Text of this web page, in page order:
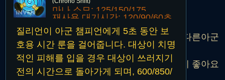
마나 소모: 125/150/175
재사용 대기시간: 120/90/60초
질리언이 아군 챔피언에게 5초 동안 보
호용 시간 룬을 걸어줍니다. 대상이 치명
적인 피해를 입을 경우 대상이 쓰러지기
전의 시간으로 돌아가게 되며, 600/850/
체력이 너무 많을때 쓰게되면 포커싱이 잠시 다른아군
에게 가지기때문에
체력이 어느정도 빠진 상태에서 궁을 써주는게 좋아요